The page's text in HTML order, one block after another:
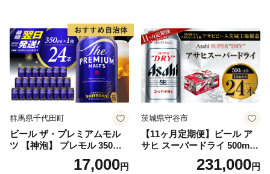
群馬県千代田町
ビール ザ・プレミアムモル
ツ 【神泡】 プレモル 350ml
× 24本 サントリー〈天然水の
ビール工場〉群馬※沖縄・離
17,000円
茨城県守谷市
【11ヶ月定期便】ビール ア
サヒ スーパードライ 500ml 2
4本 1ケース×11ヶ月 | アサヒ
ビール 究極の辛口 酒 お酒 ア
231,000円